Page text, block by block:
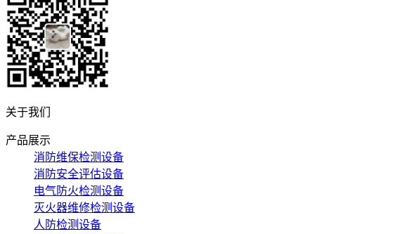
关于我们
产品展示
消防维保检测设备
消防安全评估设备
电气防火检测设备
灭火器维修检测设备
人防检测设备